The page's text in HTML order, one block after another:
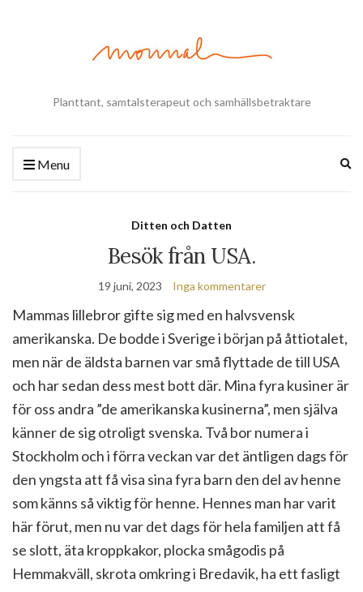
Planttant, samtalsterapeut och samhällsbetraktare
Menu
Ditten och Datten
Besök från USA.
19 juni, 2023 Inga kommentarer
Mammas lillebror gifte sig med en halvsvensk
amerikanska. De bodde i Sverige i början på åttiotalet,
men när de äldsta barnen var små flyttade de till USA
och har sedan dess mest bott där. Mina fyra kusiner är
för oss andra ”de amerikanska kusinerna”, men själva
känner de sig otroligt svenska. Två bor numera i
Stockholm och i förra veckan var det äntligen dags för
den yngsta att få visa sina fyra barn den del av henne
som känns så viktig för henne. Hennes man har varit
här förut, men nu var det dags för hela familjen att få
se slott, äta kroppkakor, plocka smågodis på
Hemmakväll, skrota omkring i Bredavik, ha ett fasligt